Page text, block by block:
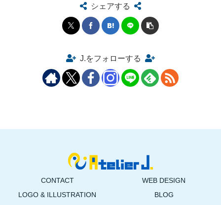
シェアする
J.をフォローする
CONTACT
WEB DESIGN
LOGO & ILLUSTRATION
BLOG